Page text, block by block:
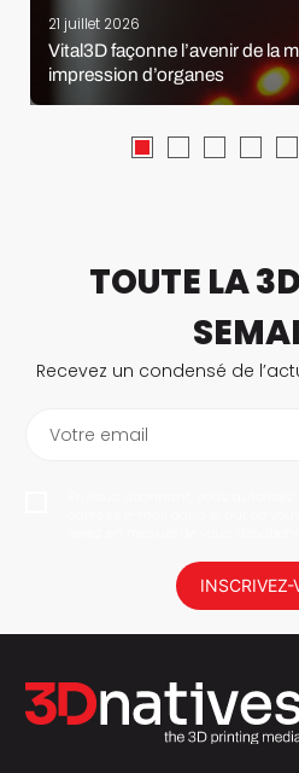
21 juillet 2026
Vital3D façonne l’avenir de la
impression d’organes
TOUTE LA
Recevez un condensé de
Votre email
INSCRIVEZ-